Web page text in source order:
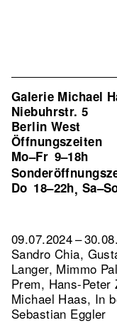
Galerie Michael
Niebuhrstr. 5
Berlin West
Öffnungszeiten
Mo–Fr 9–18h
Do 18–22h,
09.07.2024 –
Sandro Chia,
Langer, Mimmo
Prem, Hans-
Michael Haas, In
Sebastian Eggler